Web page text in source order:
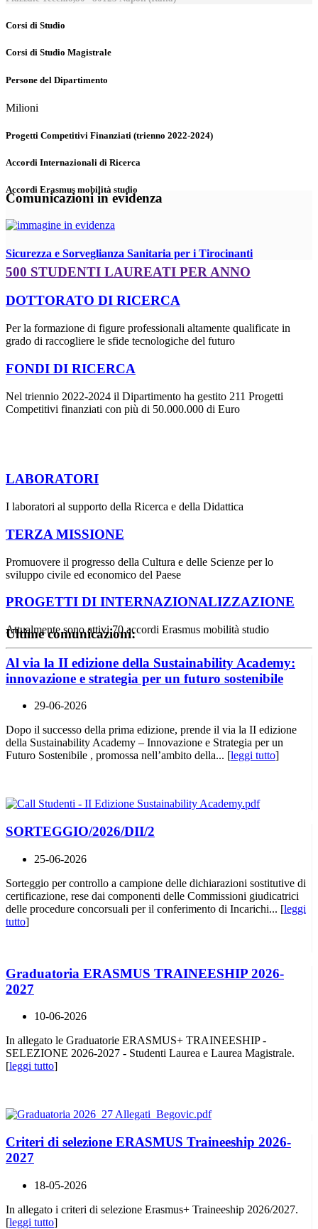
Corsi di Studio
Corsi di Studio Magistrale
Persone del Dipartimento
Milioni
Progetti Competitivi Finanziati (trienno 2022-2024)
Accordi Internazionali di Ricerca
Accordi Erasmus mobilità studio
Comunicazioni in evidenza
Sicurezza e Sorveglianza Sanitaria per i Tirocinanti
500 STUDENTI LAUREATI PER ANNO
DOTTORATO DI RICERCA
Per la formazione di figure professionali altamente qualificate in
grado di raccogliere le sfide tecnologiche del futuro
FONDI DI RICERCA
Nel triennio 2022-2024 il Dipartimento ha gestito 211 Progetti
Competitivi finanziati con più di 50.000.000 di Euro
LABORATORI
I laboratori al supporto della Ricerca e della Didattica
TERZA MISSIONE
Promuovere il progresso della Cultura e delle Scienze per lo
sviluppo civile ed economico del Paese
PROGETTI DI INTERNAZIONALIZZAZIONE
Attualmente sono attivi 70 accordi Erasmus mobilità studio
Ultime comunicazioni:
Al via la II edizione della Sustainability Academy:
innovazione e strategia per un futuro sostenibile
29-06-2026
Dopo il successo della prima edizione, prende il via la II edizione
della Sustainability Academy – Innovazione e Strategia per un
Futuro Sostenibile , promossa nell’ambito della... [leggi tutto]
SORTEGGIO/2026/DII/2
25-06-2026
Sorteggio per controllo a campione delle dichiarazioni sostitutive di
certificazione, rese dai componenti delle Commissioni giudicatrici
delle procedure concorsuali per il conferimento di Incarichi... [leggi
tutto]
Graduatoria ERASMUS TRAINEESHIP 2026-
2027
10-06-2026
In allegato le Graduatorie ERASMUS+ TRAINEESHIP -
SELEZIONE 2026-2027 - Studenti Laurea e Laurea Magistrale.
[leggi tutto]
Criteri di selezione ERASMUS Traineeship 2026-
2027
18-05-2026
In allegato i criteri di selezione Erasmus+ Traineeship 2026/2027.
[leggi tutto]